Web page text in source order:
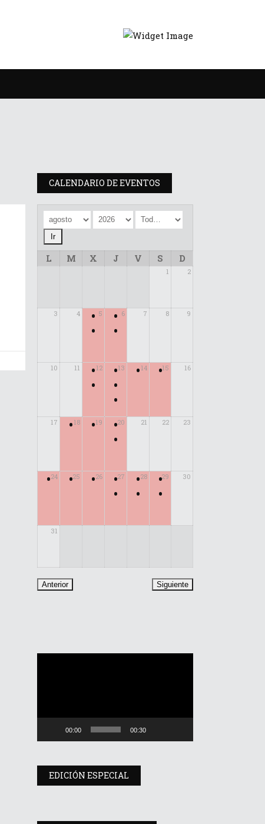
CALENDARIO DE EVENTOS
L M X J V S D
1 2
3 4 5
•
•
6
•
•
7 8 9
10 11 12
•
•
13
•
•
•
14
• 15
• 16
17 18
• 19
• 20
•
•
21 22 23
24
• 25
• 26
• 27
•
•
28
•
•
29
•
•
30
31
00:00 00:30
EDICIÓN ESPECIAL